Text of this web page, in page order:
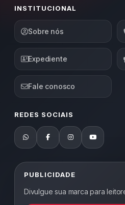
INSTITUCIONAL
Sobre nós
Expediente
Fale conosco
REDES SOCIAIS
PUBLICIDADE
Divulgue sua marca para